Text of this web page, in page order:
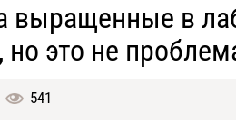
выращенные в
но это не
541